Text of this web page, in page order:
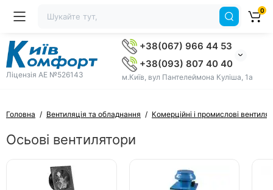
Ліцензія AE №526143
+38(067) 966 44 53
+38(093) 807 40 40
м.Київ, вул Пантелеймона Куліша, 1а
0
Головна Вентиляція та обладнання Комерційні і промислові
Осьові вентилятори